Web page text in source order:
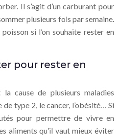
Il s’agit d’un carburant pour
plusieurs fois par semaine.
si l’on souhaite rester en
pour rester en
la cause de plusieurs maladies
type 2, le cancer, l’obésité… Si
pour permettre de vivre en
aliments qu’il vaut mieux éviter